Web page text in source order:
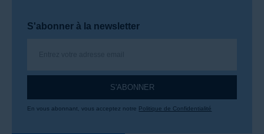
S'abonner à la newsletter
S'ABONNER
En vous abonnant, vous acceptez notre Politique de Confidentialité